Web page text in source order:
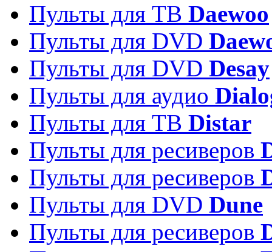
Пульты для ТВ Daewoo
Пульты для DVD
Пульты для DVD Desay
Пульты для аудио
Пульты для ТВ Distar
Пульты для ресиверов
Пульты для ресиверов
Пульты для DVD Dune
Пульты для ресиверов